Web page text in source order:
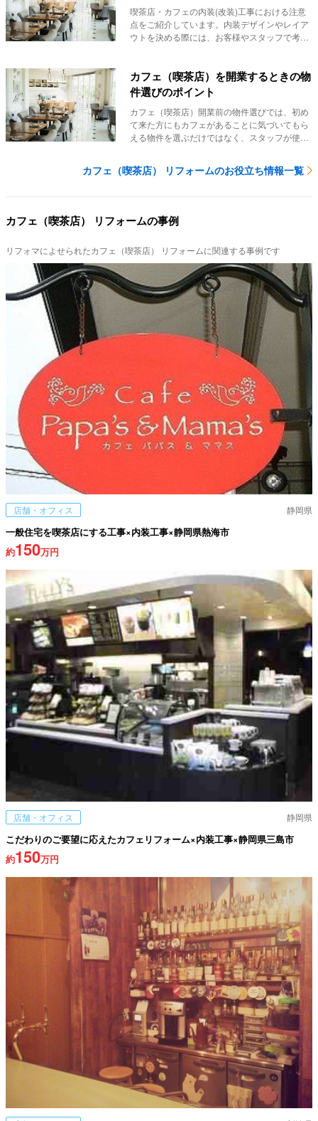
喫茶店・カフェの内装(改装)工事における注意
点をご紹介しています。内装デザインやレイア
ウトを決める際には、お客様やスタッフで考え
カフェ（喫茶店）を開業するときの物
件選びのポイント
カフェ（喫茶店）開業前の物件選びでは、初め
て来た方にもカフェがあることに気づいてもら
える物件を選ぶだけではなく、スタッフが使い
カフェ（喫茶店） リフォームのお役立ち情報一覧
カフェ（喫茶店） リフォームの事例
リフォマによせられたカフェ（喫茶店） リフォームに関連する事例です
店舗・オフィス 静岡県
一般住宅を喫茶店にする工事×内装工事×静岡県熱海市
約150万円
店舗・オフィス 静岡県
こだわりのご要望に応えたカフェリフォーム×内装工事×静岡県三島市
約150万円